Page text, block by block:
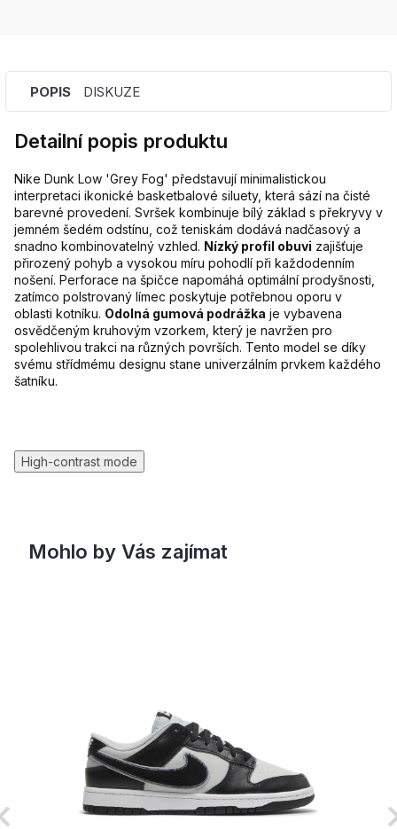
POPIS DISKUZE
Detailní popis produktu
Nike Dunk Low 'Grey Fog' představují minimalistickou
interpretaci ikonické basketbalové siluety, která sází na čisté
barevné provedení. Svršek kombinuje bílý základ s překryvy v
jemném šedém odstínu, což teniskám dodává nadčasový a
snadno kombinovatelný vzhled. Nízký profil obuvi zajišťuje
přirozený pohyb a vysokou míru pohodlí při každodenním
nošení. Perforace na špičce napomáhá optimální prodyšnosti,
zatímco polstrovaný límec poskytuje potřebnou oporu v
oblasti kotníku. Odolná gumová podrážka je vybavena
osvědčeným kruhovým vzorkem, který je navržen pro
spolehlivou trakci na různých površích. Tento model se díky
svému střídmému designu stane univerzálním prvkem každého
šatníku.
High-contrast mode